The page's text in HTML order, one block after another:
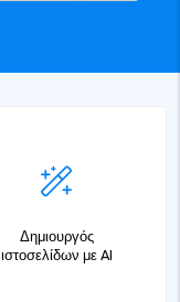
Δημιουργός
ιστοσελίδων με AI